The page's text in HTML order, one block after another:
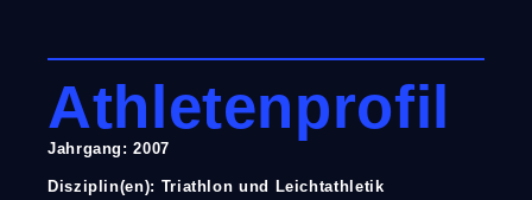
Athletenprofil
Jahrgang: 2007
Disziplin(en): Triathlon und Leichtathletik